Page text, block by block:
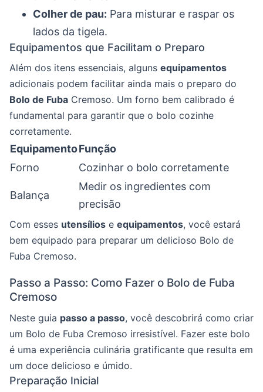
Colher de pau: Para misturar e raspar os
lados da tigela.
Equipamentos que Facilitam o Preparo
Além dos itens essenciais, alguns equipamentos
adicionais podem facilitar ainda mais o preparo do
Bolo de Fuba Cremoso. Um forno bem calibrado é
fundamental para garantir que o bolo cozinhe
corretamente.
EquipamentoFunção
Forno
Cozinhar o bolo corretamente
Balança
Medir os ingredientes com
precisão
Com esses utensílios e equipamentos, você estará
bem equipado para preparar um delicioso Bolo de
Fuba Cremoso.
Passo a Passo: Como Fazer o Bolo de Fuba
Cremoso
Neste guia passo a passo, você descobrirá como criar
um Bolo de Fuba Cremoso irresistível. Fazer este bolo
é uma experiência culinária gratificante que resulta em
um doce delicioso e úmido.
Preparação Inicial